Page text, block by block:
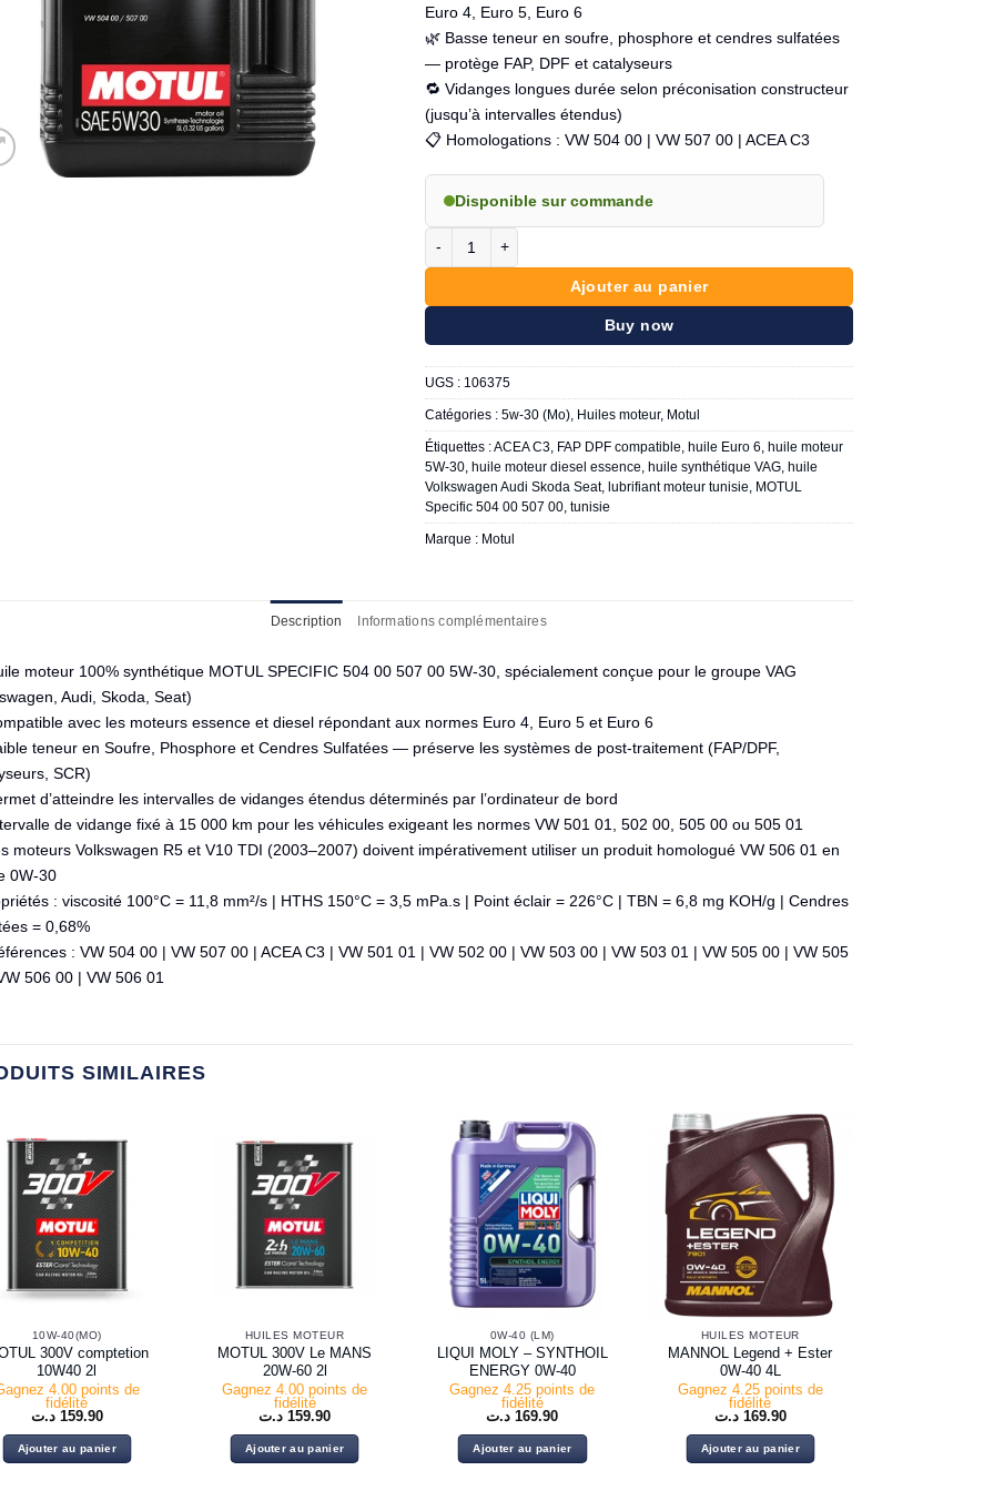
Euro 4, Euro 5, Euro 6
🌿 Basse teneur en soufre, phosphore et cendres sulfatées
— protège FAP, DPF et catalyseurs
🔁 Vidanges longues durée selon préconisation constructeur
(jusqu’à intervalles étendus)
📋 Homologations : VW 504 00 | VW 507 00 | ACEA C3
Disponible sur commande
Ajouter au panier
Buy now
UGS : 106375
Catégories :5w-30 (Mo) Huiles moteur, Motul
Étiquettes :ACEA C3 FAP DPF compatible huile Euro 6
huile moteur
5W-30 huile moteur diesel essence huile synthétique VAG huile
Volkswagen Audi Skoda Seat, lubrifiant moteur tunisie
MOTUL
Specific 504 00 507 00 ,tunisie
Marque : Motul
Description Informations complémentaires
moteur 100% synthétique MOTUL SPECIFIC 504 00 507 00 5W-30, spécialement conçue pour le groupe VAG
Audi, Skoda, Seat)
avec les moteurs essence et diesel répondant aux normes Euro 4, Euro 5 et Euro 6
teneur en Soufre, Phosphore et Cendres Sulfatées — préserve les systèmes de post-traitement (FAP/DPF,
SCR)
d’atteindre les intervalles de vidanges étendus déterminés par l’ordinateur de bord
de vidange fixé à 15 000 km pour les véhicules exigeant les normes VW 501 01, 502 00, 505 00 ou 505 01
moteurs Volkswagen R5 et V10 TDI (2003–2007) doivent impérativement utiliser un produit homologué VW 506 01 en
0W-30
: viscosité 100°C = 11,8 mm²/s | HTHS 150°C = 3,5 mPa.s | Point éclair = 226°C | TBN = 6,8 mg KOH/g | Cendres
= 0,68%
: VW 504 00 | VW 507 00 | ACEA C3 | VW 501 01 | VW 502 00 | VW 503 00 | VW 503 01 | VW 505 00 | VW 505
506 00 | VW 506 01
SIMILAIRES
10W-40(MO)
300V comptetion
10W40 2l
4.00 points de
fidélité
159.90 د.ت
Ajouter au panier
HUILES MOTEUR
MOTUL 300V Le MANS
20W-60 2l
Gagnez 4.00 points de
fidélité
159.90 د.ت
Ajouter au panier
0W-40 (LM)
LIQUI MOLY – SYNTHOIL
ENERGY 0W-40
Gagnez 4.25 points de
fidélité
169.90 د.ت
Ajouter au panier
HUILES MOTEUR
MANNOL Legend + Ester
0W-40 4L
Gagnez 4.25 points de
fidélité
169.90 د.ت
Ajouter au panier